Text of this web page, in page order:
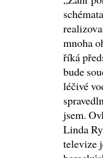
mnoha
říká
bude
léčivé
jsem.
Linda
televize